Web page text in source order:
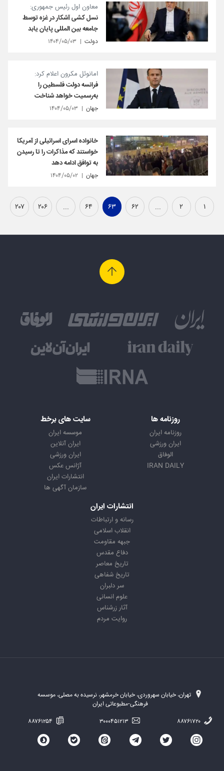
معاون اول رئیس جمهوری:
نسل کشی آشکار در غزه توسط
جامعه بین المللی پایان یابد
دولت ۱۴۰۴/۰۵/۰۳
امانوئل مکرون اعلام کرد:
فرانسه دولت فلسطین را
به‌رسمیت خواهد شناخت
جهان ۱۴۰۴/۰۵/۰۳
خانواده اسرای اسرائیلی از آمریکا
خواستند که مذاکرات را تا رسیدن
به توافق ادامه دهد
جهان ۱۴۰۴/۰۵/۰۲
۱ ۲ ... ۶۲ ۶۳ ۶۴ ... ۲۰۶ ۲۰۷
روزنامه ها
روزنامه ایران
ایران ورزشی
الوفاق
IRAN DAILY
سایت های برخط
موسسه ایران
ایران آنلاین
ایران ورزشی
آژانس عکس
انتشارات ایران
سازمان آگهی ها
انتشارات ایران
رسانه و ارتباطات
انقلاب اسلامی
جبهه مقاومت
دفاع مقدس
تاریخ معاصر
تاریخ شفاهی
سر دلبران
علوم انسانی
آثار زرشناس
روایت مردم
تهران، خیابان سهروردی، خیابان خرمشهر، نرسیده به مصلی، موسسه
فرهنگی-مطبوعاتی ایران